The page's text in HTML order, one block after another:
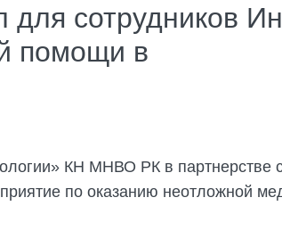
сотрудников
помощи в
КН МНВО РК в партнерстве
по оказанию неотложной